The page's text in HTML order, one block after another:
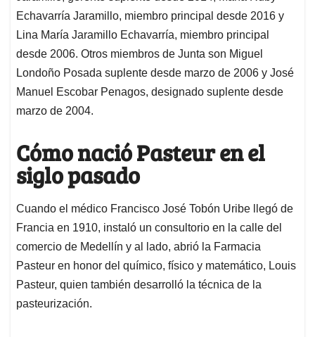
Echavarría Jaramillo, miembro principal desde 2016 y
Lina María Jaramillo Echavarría, miembro principal
desde 2006. Otros miembros de Junta son Miguel
Londoño Posada suplente desde marzo de 2006 y José
Manuel Escobar Penagos, designado suplente desde
marzo de 2004.
Cómo nació Pasteur en el
siglo pasado
Cuando el médico Francisco José Tobón Uribe llegó de
Francia en 1910, instaló un consultorio en la calle del
comercio de Medellín y al lado, abrió la Farmacia
Pasteur en honor del químico, físico y matemático, Louis
Pasteur, quien también desarrolló la técnica de la
pasteurización.